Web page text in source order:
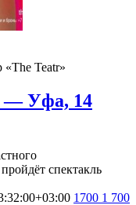
Teatr»
— Уфа, 14
спектакль
1700 1 700